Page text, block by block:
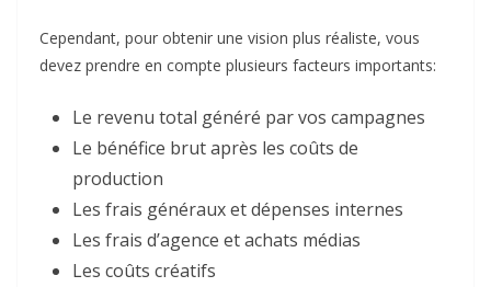
Cependant, pour obtenir une vision plus réaliste, vous
devez prendre en compte plusieurs facteurs importants:​
Le revenu total généré par vos campagnes
Le bénéfice brut après les coûts de
production
Les frais généraux et dépenses internes
Les frais d’agence et achats médias
Les coûts créatifs